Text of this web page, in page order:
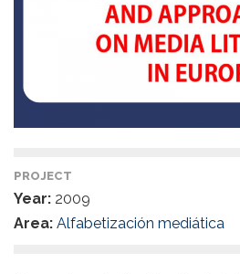
PROJECT
Year: 2009
Area: Alfabetización mediática